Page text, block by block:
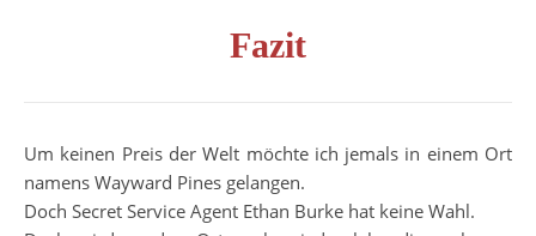
Fazit
Um keinen Preis der Welt möchte ich jemals in einem Ort
namens Wayward Pines gelangen.
Doch Secret Service Agent Ethan Burke hat keine Wahl.